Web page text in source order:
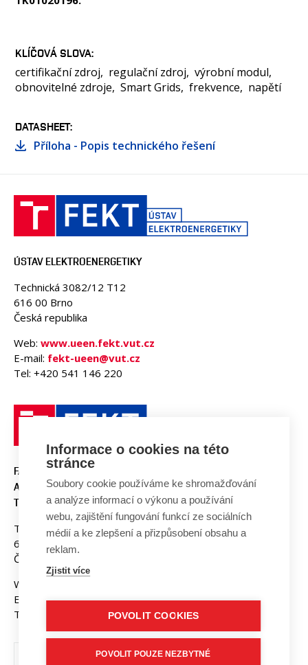
KLÍČOVÁ SLOVA
certifikační zdroj regulační zdroj výrobní modul
obnovitelné zdroje Smart Grids frekvence napětí
DATASHEET
Příloha - Popis technického řešení
ÚSTAV ELEKTROENERGETIKY
Technická 3082/12 T12
616 00 Brno
Česká republika
Web: www.ueen.fekt.vut.cz
E-mail: fekt-ueen@vut.cz
Tel: +420 541 146 220
FAKULTA ELEKTROTECHNIKY
A KOMUNIKAČNÍCH
TECHNOLOGIÍ, VUT V BRNĚ
Technická 3058/10
616 00 Brno
Česká republika
Web:
E-mail:fekt-info@vut.cz
Tel: +420 541 141 111
Informace o cookies na této
stránce
Soubory cookie používáme ke shromažďování
a analýze informací o výkonu a používání
webu, zajištění fungování funkcí ze sociálních
médií a ke zlepšení a přizpůsobení obsahu a
reklam.
Zjistit více
POVOLIT COOKIES
POVOLIT POUZE NEZBYTNÉ